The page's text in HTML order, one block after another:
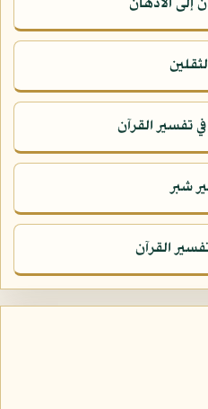
إلى الأذهان
تفسير القرآن
شبر
القرآن